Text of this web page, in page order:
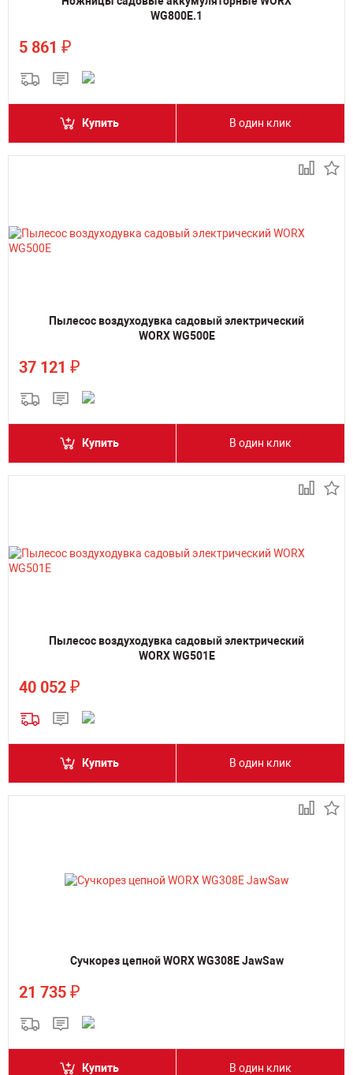
WG800E.1
5 861 ₽
Купить В один клик
Пылесос воздуходувка садовый электрический
WORX WG500E
37 121 ₽
Купить В один клик
Пылесос воздуходувка садовый электрический
WORX WG501E
40 052 ₽
Купить В один клик
Сучкорез цепной WORX WG308E JawSaw
21 735 ₽
Купить В один клик